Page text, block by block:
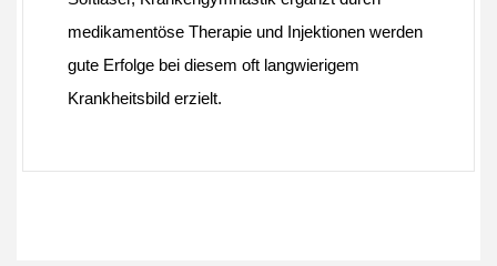
medikamentöse Therapie und Injektionen werden
gute Erfolge bei diesem oft langwierigem
Krankheitsbild erzielt.